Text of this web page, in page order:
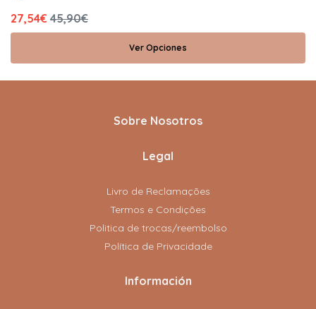
27,54€ 45,90€
Ver Opciones
Sobre Nosotros
Legal
Livro de Reclamações
Termos e Condições
Politica de trocas/reembolso
Política de Privacidade
Información